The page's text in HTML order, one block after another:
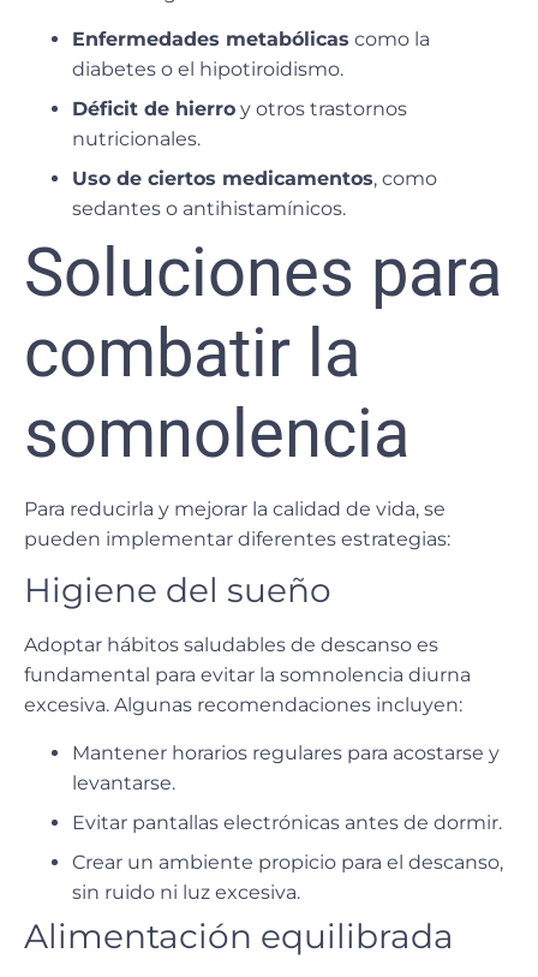
Enfermedades metabólicas como la
diabetes o el hipotiroidismo.
Déficit de hierro y otros trastornos
nutricionales.
Uso de ciertos medicamentos, como
sedantes o antihistamínicos.
Soluciones para
combatir la
somnolencia
Para reducirla y mejorar la calidad de vida, se
pueden implementar diferentes estrategias:
Higiene del sueño
Adoptar hábitos saludables de descanso es
fundamental para evitar la somnolencia diurna
excesiva. Algunas recomendaciones incluyen:
Mantener horarios regulares para acostarse y
levantarse.
Evitar pantallas electrónicas antes de dormir.
Crear un ambiente propicio para el descanso,
sin ruido ni luz excesiva.
Alimentación equilibrada